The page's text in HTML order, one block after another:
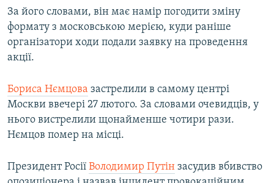
За його словами, він має намір погодити зміну
формату з московською мерією, куди раніше
організатори ходи подали заявку на проведення
акції.
Бориса Нємцова застрелили в самому центрі
Москви ввечері 27 лютого. За словами очевидців, у
нього вистрелили щонайменше чотири рази.
Нємцов помер на місці.
Президент Росії Володимир Путін засудив вбивство